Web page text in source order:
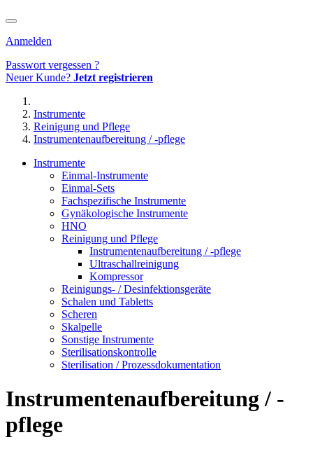
Anmelden
Passwort vergessen ?
Neuer Kunde? Jetzt registrieren
Instrumente
Reinigung und Pflege
Instrumentenaufbereitung / -pflege
Instrumente
Einmal-Instrumente
Einmal-Sets
Fachspezifische Instrumente
Gynäkologische Instrumente
HNO
Reinigung und Pflege
Instrumentenaufbereitung / -pflege
Ultraschallreinigung
Kompressor
Reinigungs- / Desinfektionsgeräte
Schalen und Tabletts
Scheren
Skalpelle
Sonstige Instrumente
Sterilisationskontrolle
Sterilisation / Prozessdokumentation
Instrumentenaufbereitung / -
pflege